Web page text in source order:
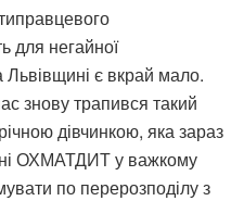
для негайної
Львівщині є вкрай мало.
знову трапився такий
дівчинкою, яка зараз
ОХМАТДИТ у важкому
по перерозподілу з